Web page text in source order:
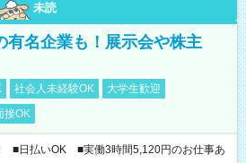
未読
有名企業も！展示会や株主
社会人未経験OK
大学生歓迎
接OK
■日払いOK ■実働3時間5,120円のお仕事あ